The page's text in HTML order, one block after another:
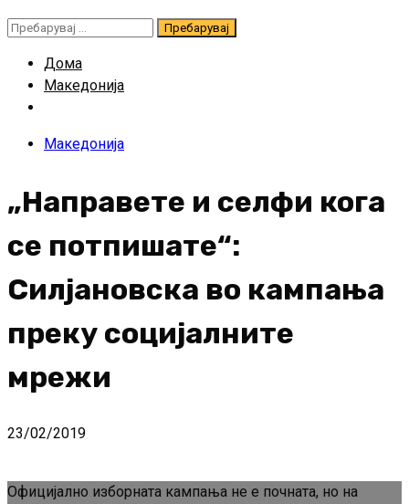
Пребарувај
Дома
Македонија
Македонија
„Направете и селфи кога
се потпишате“:
Силјановска во кампања
преку социјалните
мрежи
23/02/2019
Официјално изборната кампања не е почната, но на